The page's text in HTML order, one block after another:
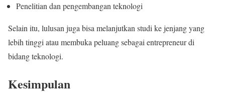
Penelitian dan pengembangan teknologi
Selain itu, lulusan juga bisa melanjutkan studi ke jenjang yang
lebih tinggi atau membuka peluang sebagai entrepreneur di
bidang teknologi.
Kesimpulan